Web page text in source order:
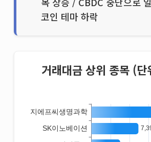
코인 테마 하락
거래대금 상위 종목 (